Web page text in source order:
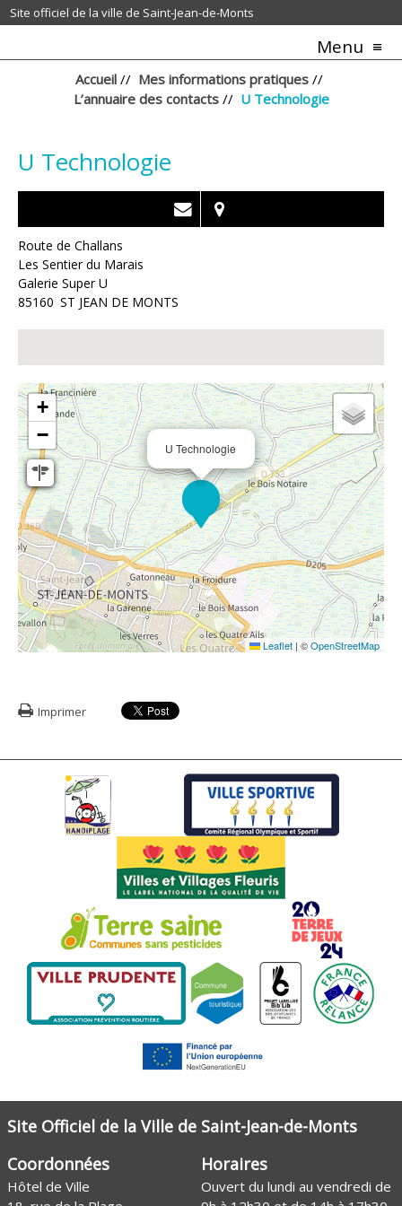
Site officiel de la ville de Saint-Jean-de-Monts
Menu
Accueil // Mes informations pratiques //
L’annuaire des contacts // U Technologie
U Technologie
Route de Challans
Les Sentier du Marais
Galerie Super U
85160 ST JEAN DE MONTS
U Technologie
+
−
Leaflet | ©OpenStreetMap
Imprimer
Site Officiel de la Ville de Saint-Jean-de-Monts
Coordonnées
Hôtel de Ville
Horaires
Ouvert du lundi au vendredi de